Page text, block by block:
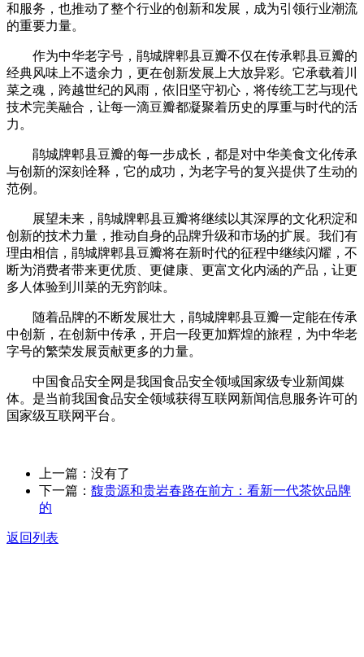
和服务，也推动了整个行业的创新和发展，成为引领行业潮流
的重要力量。
作为中华老字号，鹃城牌郫县豆瓣不仅在传承郫县豆瓣的
经典风味上不遗余力，更在创新发展上大放异彩。它承载着川
菜之魂，跨越世纪的风雨，依旧坚守初心，将传统工艺与现代
技术完美融合，让每一滴豆瓣都凝聚着历史的厚重与时代的活
力。
鹃城牌郫县豆瓣的每一步成长，都是对中华美食文化传承
与创新的深刻诠释，它的成功，为老字号的复兴提供了生动的
范例。
展望未来，鹃城牌郫县豆瓣将继续以其深厚的文化积淀和
创新的技术力量，推动自身的品牌升级和市场的扩展。我们有
理由相信，鹃城牌郫县豆瓣将在新时代的征程中继续闪耀，不
断为消费者带来更优质、更健康、更富文化内涵的产品，让更
多人体验到川菜的无穷韵味。
随着品牌的不断发展壮大，鹃城牌郫县豆瓣一定能在传承
中创新，在创新中传承，开启一段更加辉煌的旅程，为中华老
字号的繁荣发展贡献更多的力量。
中国食品安全网是我国食品安全领域国家级专业新闻媒
体。是当前我国食品安全领域获得互联网新闻信息服务许可的
国家级互联网平台。
上一篇：没有了
下一篇： 馥贵源和贵岩春路在前方：看新一代茶饮品牌
的
返回列表